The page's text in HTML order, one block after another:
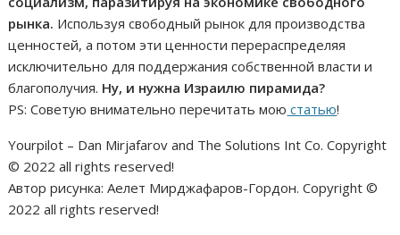
рынка. Используя свободный рынок для производства
ценностей, а потом эти ценности перераспределяя
исключительно для поддержания собственной власти и
благополучия. Ну, и нужна Израилю пирамида?
PS: Советую внимательно перечитать мою статью!
Yourpilot – Dan Mirjafarov and The Solutions Int Co. Copyright
© 2022 all rights reserved!
Автор рисунка: Аелет Мирджафаров-Гордон. Copyright ©
2022 all rights reserved!